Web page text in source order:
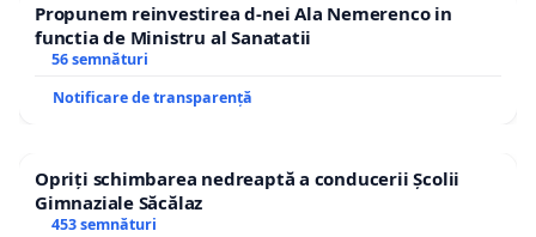
Propunem reinvestirea d-nei Ala Nemerenco in
functia de Ministru al Sanatatii
56 semnături
Notificare de transparență
Opriți schimbarea nedreaptă a conducerii Școlii
Gimnaziale Săcălaz
453 semnături